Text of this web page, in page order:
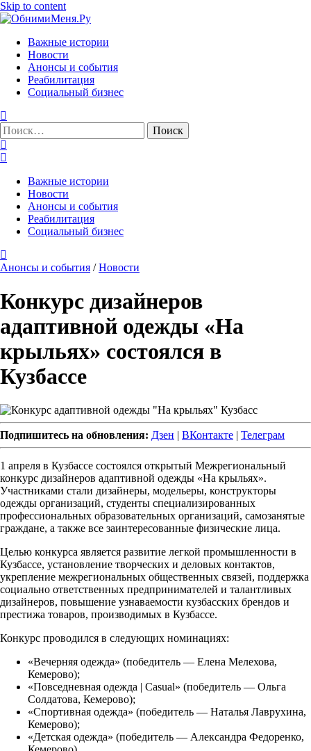
Skip to content
Важные истории
Новости
Анонсы и события
Реабилитация
Социальный бизнес
Найти:
Важные истории
Новости
Анонсы и события
Реабилитация
Социальный бизнес
Анонсы и события /Новости
Конкурс дизайнеров
адаптивной одежды «На
крыльях» состоялся в
Кузбассе
Подпишитесь на обновления: Дзен | ВКонтакте | Телеграм
1 апреля в Кузбассе состоялся открытый Межрегиональный
конкурс дизайнеров адаптивной одежды «На крыльях».
Участниками стали дизайнеры, модельеры, конструкторы
одежды организаций, студенты специализированных
профессиональных образовательных организаций, самозанятые
граждане, а также все заинтересованные физические лица.
Целью конкурса является развитие легкой промышленности в
Кузбассе, установление творческих и деловых контактов,
укрепление межрегиональных общественных связей, поддержка
социально ответственных предпринимателей и талантливых
дизайнеров, повышение узнаваемости кузбасских брендов и
престижа товаров, производимых в Кузбассе.
Конкурс проводился в следующих номинациях:
«Вечерняя одежда» (победитель — Елена Мелехова,
Кемерово);
«Повседневная одежда | Casual» (победитель — Ольга
Солдатова, Кемерово);
«Спортивная одежда» (победитель — Наталья Лаврухина,
Кемерово);
«Детская одежда» (победитель — Александра Федоренко,